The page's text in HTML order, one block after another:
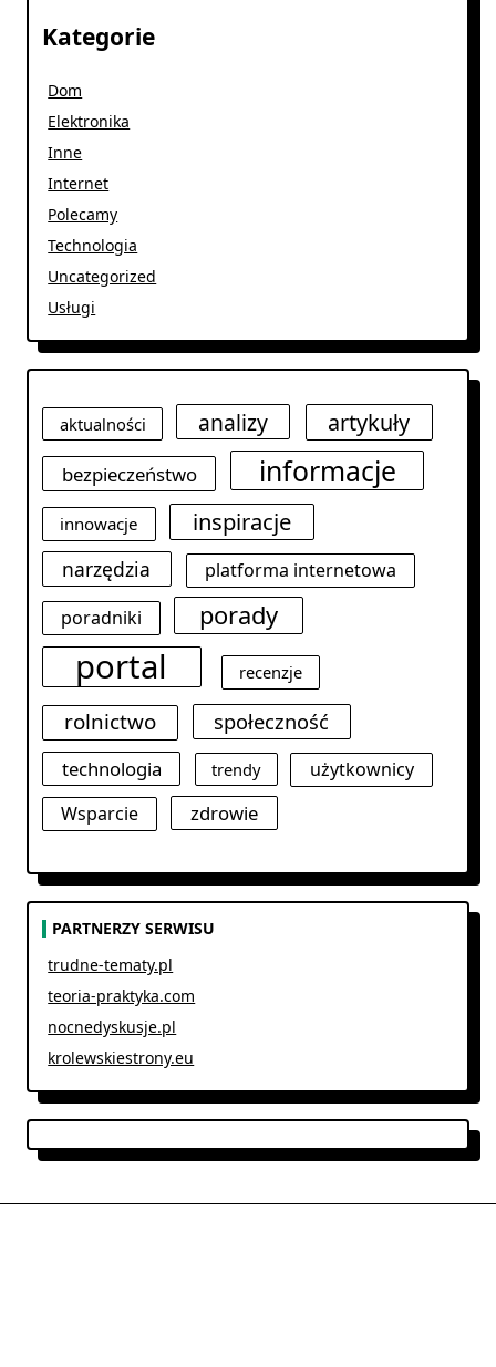
Kategorie
Dom
Elektronika
Inne
Internet
Polecamy
Technologia
Uncategorized
Usługi
aktualności analizy artykuły
bezpieczeństwo informacje
innowacje inspiracje
narzędzia
platforma internetowa
poradniki
porady
portal recenzje
rolnictwo społeczność
technologia trendy
użytkownicy
Wsparcie
zdrowie
PARTNERZY SERWISU
trudne-tematy.pl
teoria-praktyka.com
nocnedyskusje.pl
krolewskiestrony.eu